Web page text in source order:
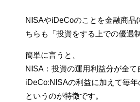
NISAやiDeCoのことを金融商品
ちらも「投資をする上での優遇
簡単に言うと、
NISA：投資の運用利益分が全
iDeCo:NISAの利益に加えて毎
というのが特徴です。